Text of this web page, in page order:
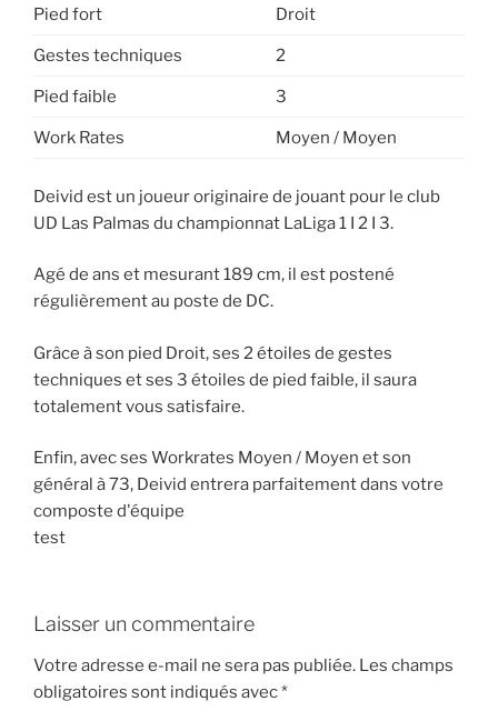
Pied fort Droit
Gestes techniques 2
Pied faible 3
Work Rates Moyen / Moyen
Deivid est un joueur originaire de jouant pour le club
UD Las Palmas du championnat LaLiga 1 I 2 I 3.
Agé de ans et mesurant 189 cm, il est postené
régulièrement au poste de DC.
Grâce à son pied Droit, ses 2 étoiles de gestes
techniques et ses 3 étoiles de pied faible, il saura
totalement vous satisfaire.
Enfin, avec ses Workrates Moyen / Moyen et son
général à 73, Deivid entrera parfaitement dans votre
composte d'équipe
test
Laisser un commentaire
Votre adresse e-mail ne sera pas publiée. Les champs
obligatoires sont indiqués avec*